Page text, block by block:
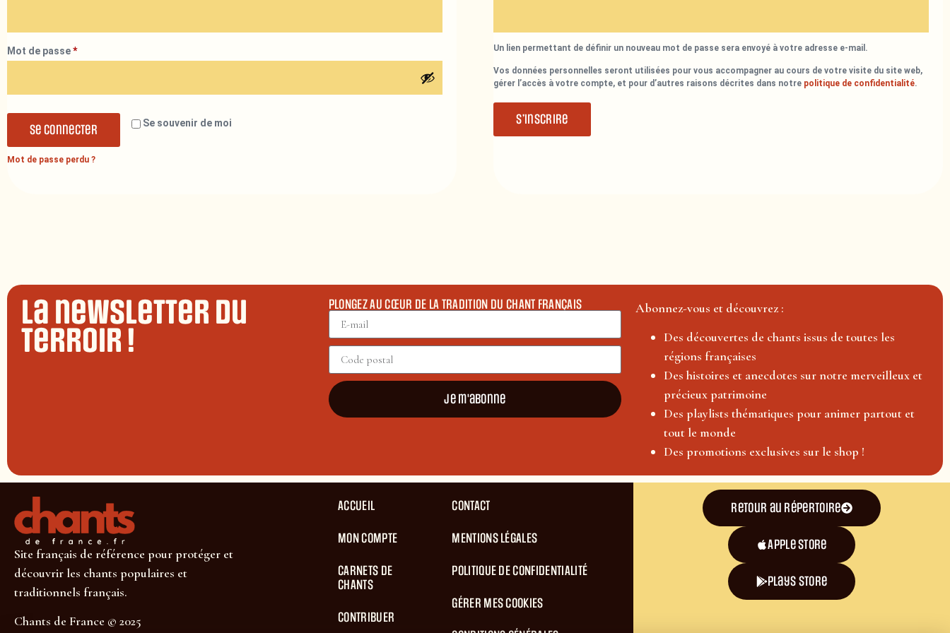
Mot de passe*
Se souvenir de moi
Se connecter
Mot de passe perdu ?
Un lien permettant de définir un nouveau mot de passe sera envoyé à votre adresse e-mail.
Vos données personnelles seront utilisées pour vous accompagner au cours de votre visite du site web,
gérer l’accès à votre compte, et pour d’autres raisons décrites dans notre politique de confidentialité.
S’inscrire
La newsletter du
terroir !
PLONGEZ AU CŒUR DE LA TRADITION DU CHANT FRANÇAIS
Je m'abonne
Abonnez-vous et découvrez :
Des découvertes de chants issus de toutes les
régions françaises
Des histoires et anecdotes sur notre merveilleux et
précieux patrimoine
Des playlists thématiques pour animer partout et
tout le monde
Des promotions exclusives sur le shop !
Site français de référence pour protéger et
découvrir les chants populaires et
traditionnels français.
Chants de France © 2025
ACCUEIL
MON COMPTE
CARNETS DE
CHANTS
CONTRIBUER
CONTACT
MENTIONS LÉGALES
POLITIQUE DE CONFIDENTIALITÉ
GÉRER MES COOKIES
Retour au répertoire
Apple Store
plays store